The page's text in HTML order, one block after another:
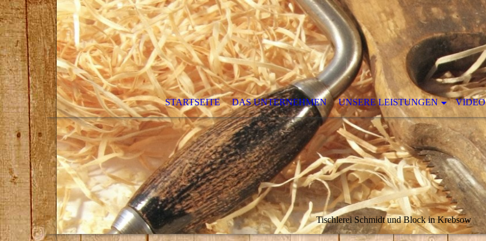
STARTSEITE DAS UNTERNEHMEN UNSERE LEISTUNGEN VIDEO
Tischlerei Schmidt und Block in Krebsow